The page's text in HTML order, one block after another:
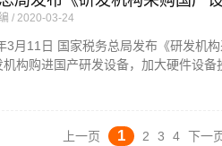
2020-03-24
3月11日 国家税务总局发布《研发机
机构购进国产研发设备，加大硬件设备
上一页 1 2 3 4 下一